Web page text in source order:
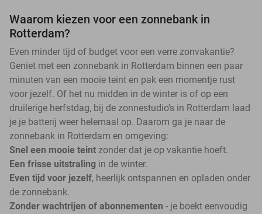
Waarom kiezen voor een zonnebank in
Rotterdam?
Even minder tijd of budget voor een verre zonvakantie?
Geniet met een zonnebank in Rotterdam binnen een paar
minuten van een mooie teint en pak een momentje rust
voor jezelf. Of het nu midden in de winter is of op een
druilerige herfstdag, bij de zonnestudio’s in Rotterdam laad
je je batterij weer helemaal op. Daarom ga je naar de
zonnebank in Rotterdam en omgeving:
Snel een mooie teint zonder dat je op vakantie hoeft.
Een frisse uitstraling in de winter.
Even tijd voor jezelf, heerlijk ontspannen en opladen onder
de zonnebank.
Zonder wachtrijen of abonnementen - je boekt eenvoudig